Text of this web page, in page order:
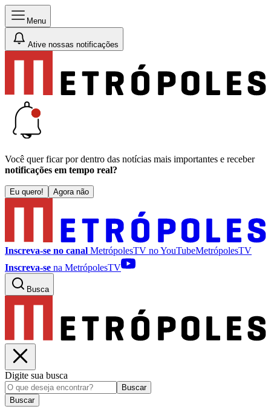
Menu
Ative nossas notificações
Você quer ficar por dentro das notícias mais importantes e receber
notificações em tempo real?
Eu quero! Agora não
Inscreva-se no canal MetrópolesTV noYouTubeMetrópolesTV
Inscreva-se na MetrópolesTV
Busca
Digite sua busca
Buscar
Buscar